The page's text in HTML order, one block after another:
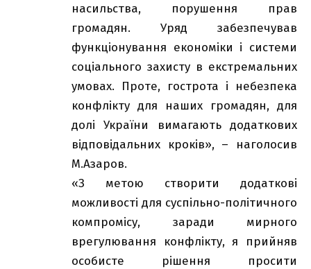
насильства, порушення прав
громадян. Уряд забезпечував
функціонування економіки і системи
соціального захисту в екстремальних
умовах. Проте, гострота і небезпека
конфлікту для наших громадян, для
долі України вимагають додаткових
відповідальних кроків», – наголосив
М.Азаров.
«З метою створити додаткові
можливості для суспільно-політичного
компромісу, заради мирного
врегулювання конфлікту, я прийняв
особисте рішення просити